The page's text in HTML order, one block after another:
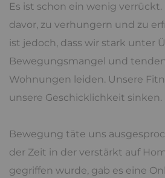
Es ist schon ein wenig
davor, zu verhungern und zu
ist jedoch, dass wir stark unter
Bewegungsmangel und
Wohnungen leiden. Unsere
unsere Geschicklichkeit sinken.
Bewegung täte uns
der Zeit in der verstärkt auf
gegriffen wurde, gab es eine